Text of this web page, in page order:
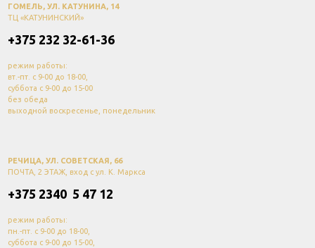
ГОМЕЛЬ, УЛ. КАТУНИНА, 14
ТЦ «КАТУНИНСКИЙ»
+375 232 32-61-36
режим работы:
вт.-пт. с 9-00 до 18-00,
суббота с 9-00 до 15-00
без обеда
выходной воскресенье, понедельник
РЕЧИЦА, УЛ. СОВЕТСКАЯ, 66
ПОЧТА, 2 ЭТАЖ, вход с ул. К. Маркса
+375 2340 5 47 12
режим работы:
пн.-пт. с 9-00 до 18-00,
суббота с 9-00 до 15-00,